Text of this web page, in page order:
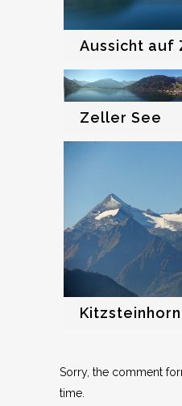
Aussicht auf
Zeller See
Kitzsteinhorn
Sorry, the comment
time.